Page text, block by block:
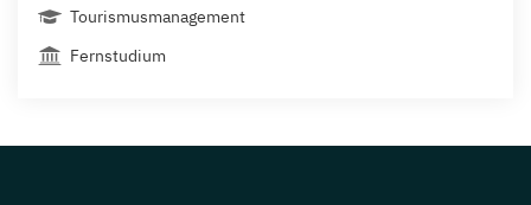
Tourismusmanagement
Fernstudium